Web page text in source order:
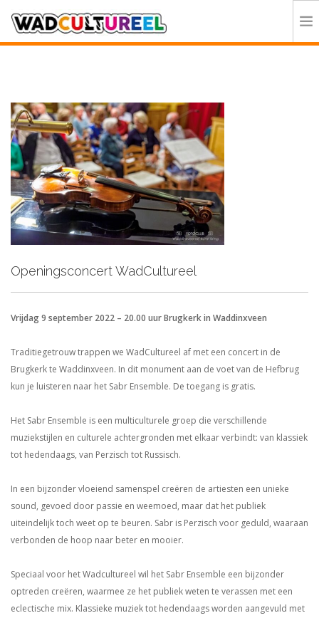
DEELNEMERS
DOE MEE
CONTACT
ORGANISATIE
Openingsconcert WadCultureel
Vrijdag 9 september 2022 – 20.00 uur Brugkerk in Waddinxveen
Traditiegetrouw trappen we WadCultureel af met een concert in de
Brugkerk te Waddinxveen. In dit monument aan de voet van de Hefbrug
kun je luisteren naar het Sabr Ensemble. De toegang is gratis.
Het Sabr Ensemble is een multiculturele groep die verschillende
muziekstijlen en culturele achtergronden met elkaar verbindt: van klassiek
tot hedendaags, van Perzisch tot Russisch.
In een bijzonder vloeiend samenspel creëren de artiesten een unieke
sound, gevoed door passie en weemoed, maar dat het publiek
uiteindelijk toch weet op te beuren. Sabr is Perzisch voor geduld, waaraan
verbonden de hoop naar beter en mooier.
Speciaal voor het Wadcultureel wil het Sabr Ensemble een bijzonder
optreden creëren, waarmee ze het publiek weten te verassen met een
eclectische mix. Klassieke muziek tot hedendaags worden aangevuld met